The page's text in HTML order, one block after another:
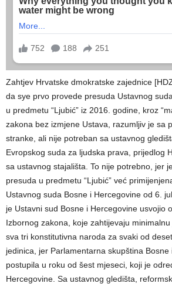
Zahtjev Hrvatske dmokratske zajednice
da sye prvo provede presuda Ustavnog
u predmetu “Ljubić” iz 2016. godine, kroz
zakona bez izmjene Ustava, razumljiv je sa
stranke, ali nije potreban sa ustavnog
Evropskog suda za ljudska prava, prijedlog
sa ustavnog stajališta. To nije potrebno, jer
presuda u predmetu “Ljubić” već
Ustavnog suda Bosne i Hercegovine od 6.
je Ustavni sud Bosne i Hercegovine usvojio
Izbornog zakona, koje zahtijevaju
sva tri konstitutivna naroda za svaki od
jedinica, jer Parlamentarna skupština
postupila u roku od šest mjeseci, koji je
Hercegovine. Sa ustavnog gledišta,